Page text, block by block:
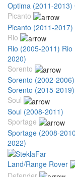
Optima (2011-2013)
Picanto
Picanto (2011-2017)
Rio
Rio (2005-2011) Rio
2020)
Sorento
Sorento (2002-2006)
Sorento (2015-2019)
Soul
Soul (2008-2011)
Sportage
Sportage (2008-
2022)
Land/Range Rover